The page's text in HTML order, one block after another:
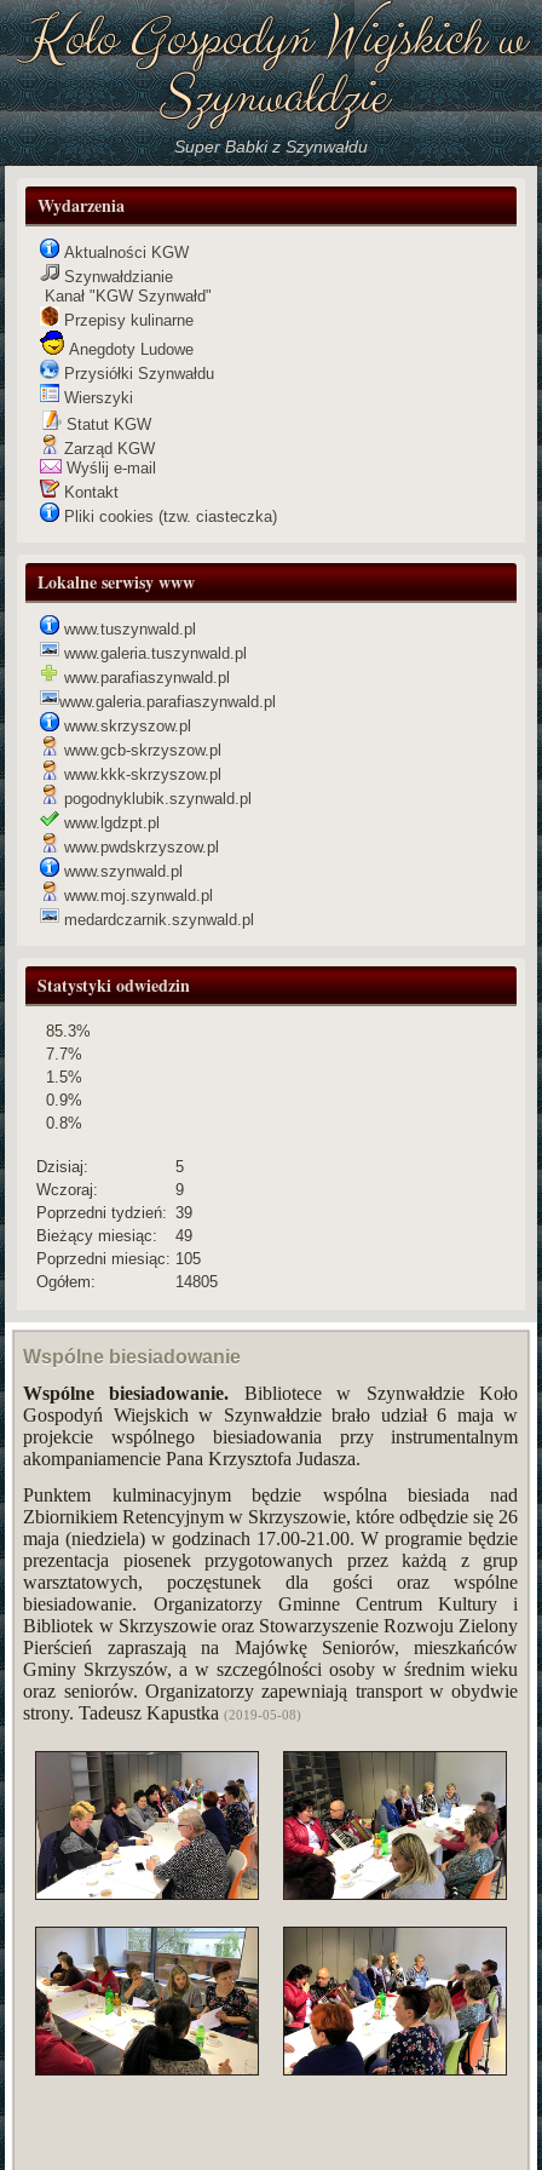
Koło Gospodyń Wiejskich w
Szynwałdzie
Super Babki z Szynwałdu
Wydarzenia
Aktualności KGW
Szynwałdzianie
Kanał "KGW Szynwałd"
Przepisy kulinarne
Anegdoty Ludowe
Przysiółki Szynwałdu
Wierszyki
Statut KGW
Zarząd KGW
Wyślij e-mail
Kontakt
Pliki cookies (tzw. ciasteczka)
Lokalne serwisy www
www.tuszynwald.pl
www.galeria.tuszynwald.pl
www.parafiaszynwald.pl
www.galeria.parafiaszynwald.pl
www.skrzyszow.pl
www.gcb-skrzyszow.pl
www.kkk-skrzyszow.pl
pogodnyklubik.szynwald.pl
www.lgdzpt.pl
www.pwdskrzyszow.pl
www.szynwald.pl
www.moj.szynwald.pl
medardczarnik.szynwald.pl
Statystyki odwiedzin
85.3%
7.7%
1.5%
0.9%
0.8%
Dzisiaj:
5
Wczoraj:
9
Poprzedni tydzień: 39
Bieżący miesiąc:
49
Poprzedni miesiąc: 105
Ogółem:
14805
Wspólne biesiadowanie
Wspólne biesiadowanie. Bibliotece w Szynwałdzie Koło
Gospodyń Wiejskich w Szynwałdzie brało udział 6 maja w
projekcie wspólnego biesiadowania przy instrumentalnym
akompaniamencie Pana Krzysztofa Judasza.
Punktem kulminacyjnym będzie wspólna biesiada nad
Zbiornikiem Retencyjnym w Skrzyszowie, które odbędzie się 26
maja (niedziela) w godzinach 17.00-21.00. W programie będzie
prezentacja piosenek przygotowanych przez każdą z grup
warsztatowych, poczęstunek dla gości oraz wspólne
biesiadowanie. Organizatorzy Gminne Centrum Kultury i
Bibliotek w Skrzyszowie oraz Stowarzyszenie Rozwoju Zielony
Pierścień zapraszają na Majówkę Seniorów, mieszkańców
Gminy Skrzyszów, a w szczególności osoby w średnim wieku
oraz seniorów. Organizatorzy zapewniają transport w obydwie
strony. Tadeusz Kapustka(2019-05-08)